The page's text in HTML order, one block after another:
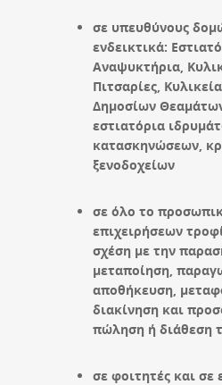
σε υπευθύνους
ενδεικτικά:
Αναψυκτήρια,
Πιτσαρίες,
Δημοσίων
εστιατόρια
κατασκηνώσεων,
ξενοδοχείων
σε όλο το
επιχειρήσεων
σχέση με την
μεταποίηση,
αποθήκευση,
διακίνηση και
πώληση ή διάθεση
σε φοιτητές και σε